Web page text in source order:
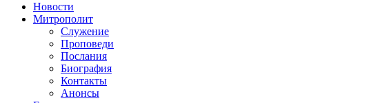
Новости
Митрополит
Служение
Проповеди
Послания
Биография
Контакты
Анонсы